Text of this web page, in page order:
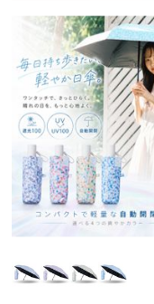
載商品
向け
X